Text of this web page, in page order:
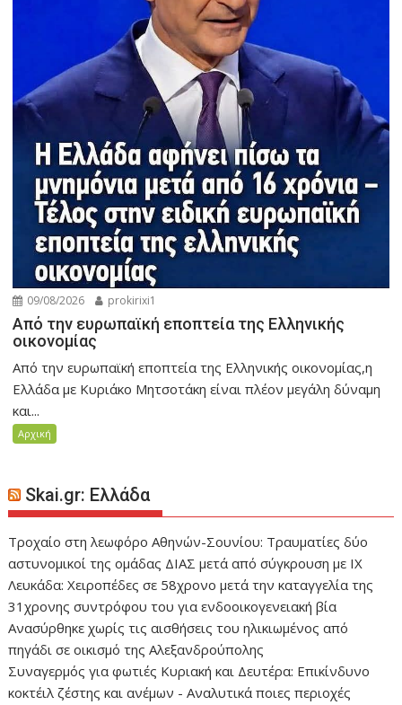
09/08/2026 prokirixi1
Από την ευρωπαϊκή εποπτεία της Ελληνικής
οικονομίας
Από την ευρωπαϊκή εποπτεία της Ελληνικής οικονομίας,η
Ελλάδα με Κυριάκο Μητσοτάκη είναι πλέον μεγάλη δύναμη
και...
Αρχική
Skai.gr: Ελλάδα
Τροχαίο στη λεωφόρο Αθηνών-Σουνίου: Τραυματίες δύο
αστυνομικοί της ομάδας ΔΙΑΣ μετά από σύγκρουση με ΙΧ
Λευκάδα: Χειροπέδες σε 58χρονο μετά την καταγγελία της
31χρονης συντρόφου του για ενδοοικογενειακή βία
Ανασύρθηκε χωρίς τις αισθήσεις του ηλικιωμένος από
πηγάδι σε οικισμό της Αλεξανδρούπολης
Συναγερμός για φωτιές Κυριακή και Δευτέρα: Επικίνδυνο
κοκτέιλ ζέστης και ανέμων - Αναλυτικά ποιες περιοχές